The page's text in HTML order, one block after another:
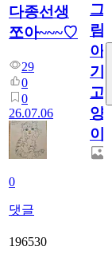
다종선생
쪼아~~~♡
29
0
0
26.07.06
0
댓글
그
림...
아
기
고
양
이
196530